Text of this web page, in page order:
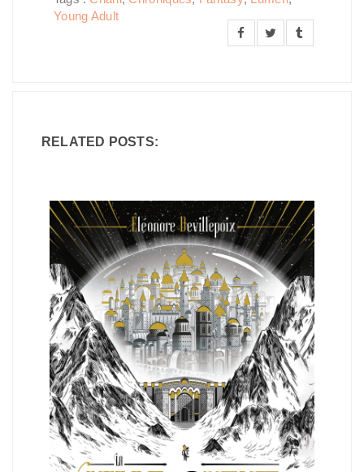
Young Adult
RELATED POSTS: